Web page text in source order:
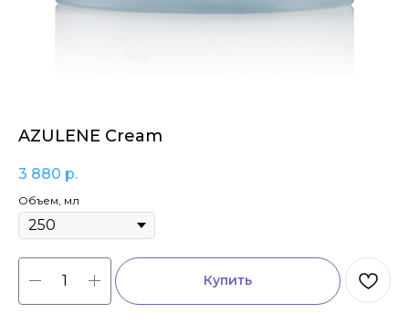
AZULENE Cream
3 880 р.
Объем, мл
Купить